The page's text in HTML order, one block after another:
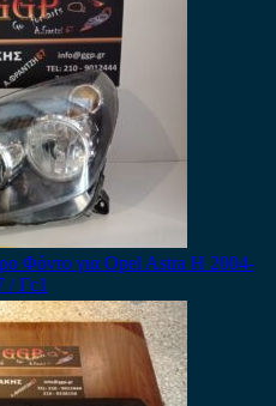
Φόντο για Opel Astra H 2004-
/ Γc1